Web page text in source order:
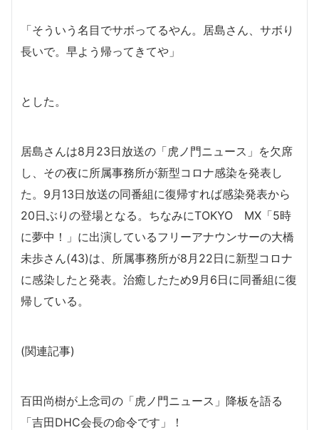
「そういう名目でサボってるやん。居島さん、サボり
長いで。早よう帰ってきてや」
とした。
居島さんは8月23日放送の「虎ノ門ニュース」を欠席
し、その夜に所属事務所が新型コロナ感染を発表し
た。9月13日放送の同番組に復帰すれば感染発表から
20日ぶりの登場となる。ちなみにTOKYO MX「5時
に夢中！」に出演しているフリーアナウンサーの大橋
未歩さん(43)は、所属事務所が8月22日に新型コロナ
に感染したと発表。治癒したため9月6日に同番組に復
帰している。
(関連記事)
百田尚樹が上念司の「虎ノ門ニュース」降板を語る
「吉田DHC会長の命令です」！